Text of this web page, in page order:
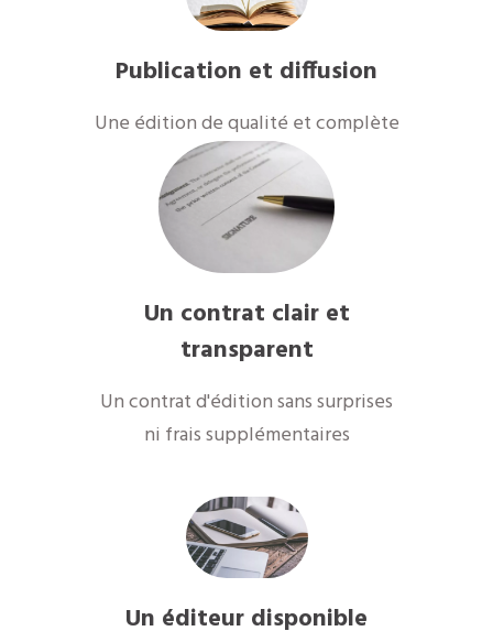
Publication et diffusion
Une édition de qualité et complète
Un contrat clair et
transparent
Un contrat d'édition sans surprises
ni frais supplémentaires
Un éditeur disponible